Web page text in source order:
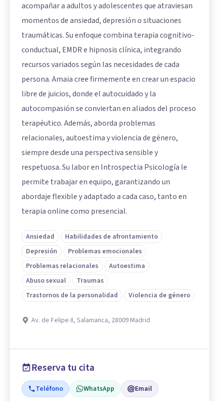
acompañar a adultos y adolescentes que atraviesan
momentos de ansiedad, depresión o situaciones
traumáticas. Su enfoque combina terapia cognitivo-
conductual, EMDR e hipnosis clínica, integrando
recursos variados según las necesidades de cada
persona. Amaia cree firmemente en crear un espacio
libre de juicios, donde el autocuidado y la
autocompasión se conviertan en aliados del proceso
terapéutico. Además, aborda problemas
relacionales, autoestima y violencia de género,
siempre desde una perspectiva sensible y
respetuosa. Su labor en Introspectia Psicología le
permite trabajar en equipo, garantizando un
abordaje flexible y adaptado a cada caso, tanto en
terapia online como presencial.
Ansiedad
Habilidades de afrontamiento
Depresión
Problemas emocionales
Problemas relacionales
Autoestima
Abuso sexual
Traumas
Trastornos de la personalidad
Violencia de género
Av. de Felipe II, Salamanca, 28009 Madrid
Reserva tu cita
Teléfono WhatsApp Email